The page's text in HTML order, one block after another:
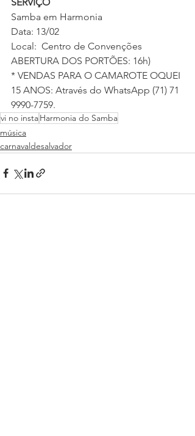
Samba em Harmonia
Data: 13/02
Local:  Centro de Convenções
ABERTURA DOS PORTÕES: 16h)
* VENDAS PARA O CAMAROTE OQUEI
15 ANOS: Através do WhatsApp (71) 71
9990-7759.
vi no instaHarmonia do Samba
música
carnavaldesalvador